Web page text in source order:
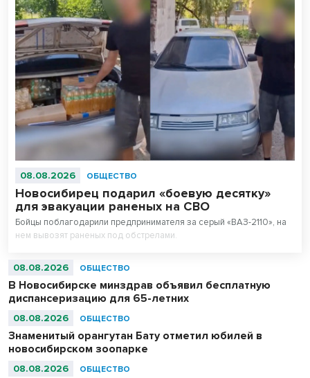
08.08.2026 ОБЩЕСТВО
Новосибирец подарил «боевую десятку»
для эвакуации раненых на СВО
Бойцы поблагодарили предпринимателя за серый «ВАЗ-2110», на
нем вывозят раненых под обстрелами.
08.08.2026 ОБЩЕСТВО
В Новосибирске минздрав объявил бесплатную
диспансеризацию для 65-летних
08.08.2026 ОБЩЕСТВО
Знаменитый орангутан Бату отметил юбилей в
новосибирском зоопарке
08.08.2026 ОБЩЕСТВО